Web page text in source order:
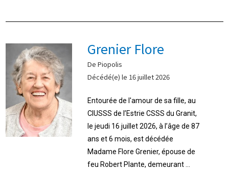
Grenier Flore
De Piopolis
Décédé(e) le 16 juillet 2026
Entourée de l'amour de sa fille, au
CIUSSS de l’Estrie CSSS du Granit,
le jeudi 16 juillet 2026, à l’âge de 87
ans et 6 mois, est décédée
Madame Flore Grenier, épouse de
feu Robert Plante, demeurant ...